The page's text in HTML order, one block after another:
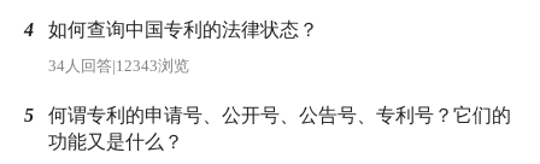
4 如何查询中国专利的法律状态？
34人回答|12343浏览
5
何谓专利的申请号、公开号、公告号、专利号？它们的
功能又是什么？